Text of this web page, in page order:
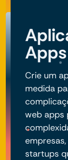
Apps
Crie um
medida
web apps
startups